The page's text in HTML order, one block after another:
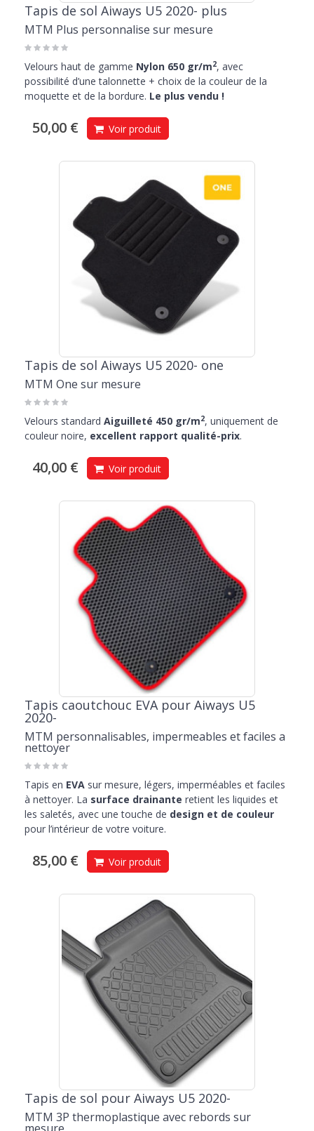
Tapis de sol Aiways U5 2020- plus
MTM Plus personnalise sur mesure
Velours haut de gamme Nylon 650 gr/m2, avec
possibilité d’une talonnette + choix de la couleur de la
moquette et de la bordure. Le plus vendu !
50,00 € Voir produit
Tapis de sol Aiways U5 2020- one
MTM One sur mesure
Velours standard Aiguilleté 450 gr/m2, uniquement de
couleur noire, excellent rapport qualité-prix.
40,00 € Voir produit
Tapis caoutchouc EVA pour Aiways U5
2020-
MTM personnalisables, impermeables et faciles a
nettoyer
Tapis en EVA sur mesure, légers, imperméables et faciles
à nettoyer. La surface drainante retient les liquides et
les saletés, avec une touche de design et de couleur
pour l’intérieur de votre voiture.
85,00 € Voir produit
Tapis de sol pour Aiways U5 2020-
MTM 3P thermoplastique avec rebords sur